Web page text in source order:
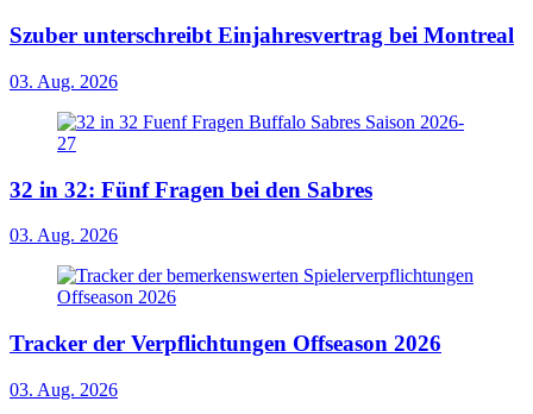
Szuber unterschreibt Einjahresvertrag bei Montreal
03. Aug. 2026
32 in 32: Fünf Fragen bei den Sabres
03. Aug. 2026
Tracker der Verpflichtungen Offseason 2026
03. Aug. 2026